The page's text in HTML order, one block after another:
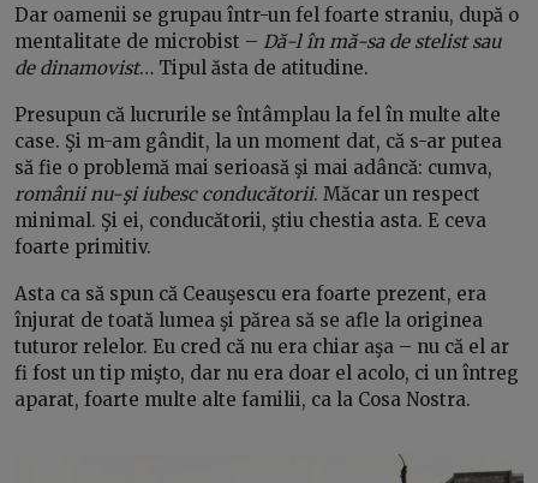
Dar oamenii se grupau într-un fel foarte straniu, după o
mentalitate de microbist – Dă-l în mă-sa de stelist sau
de dinamovist… Tipul ăsta de atitudine.
Presupun că lucrurile se întâmplau la fel în multe alte
case. Şi m-am gândit, la un moment dat, că s-ar putea
să fie o problemă mai serioasă şi mai adâncă: cumva,
românii nu-şi iubesc conducătorii. Măcar un respect
minimal. Şi ei, conducătorii, ştiu chestia asta. E ceva
foarte primitiv.
Asta ca să spun că Ceauşescu era foarte prezent, era
înjurat de toată lumea şi părea să se afle la originea
tuturor relelor. Eu cred că nu era chiar aşa – nu că el ar
fi fost un tip mişto, dar nu era doar el acolo, ci un întreg
aparat, foarte multe alte familii, ca la Cosa Nostra.